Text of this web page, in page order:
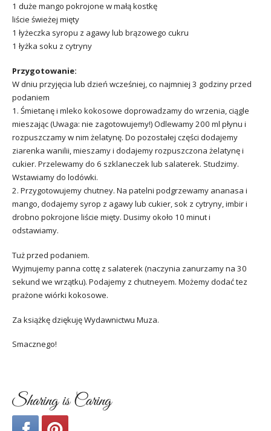
1 duże mango pokrojone w małą kostkę
liście świeżej mięty
1 łyżeczka syropu z agawy lub brązowego cukru
1 łyżka soku z cytryny
Przygotowanie:
W dniu przyjęcia lub dzień wcześniej, co najmniej 3 godziny przed
podaniem
1. Śmietanę i mleko kokosowe doprowadzamy do wrzenia, ciągle
mieszając (Uwaga: nie zagotowujemy!) Odlewamy 200 ml płynu i
rozpuszczamy w nim żelatynę. Do pozostałej części dodajemy
ziarenka wanilii, mieszamy i dodajemy rozpuszczona żelatynę i
cukier. Przelewamy do 6 szklaneczek lub salaterek. Studzimy.
Wstawiamy do lodówki.
2. Przygotowujemy chutney. Na patelni podgrzewamy ananasa i
mango, dodajemy syrop z agawy lub cukier, sok z cytryny, imbir i
drobno pokrojone liście mięty. Dusimy około 10 minut i
odstawiamy.
Tuż przed podaniem.
Wyjmujemy panna cottę z salaterek (naczynia zanurzamy na 30
sekund we wrzątku). Podajemy z chutneyem. Możemy dodać tez
prażone wiórki kokosowe.
Za książkę dziękuję Wydawnictwu Muza.
Smacznego!
Sharing is Caring